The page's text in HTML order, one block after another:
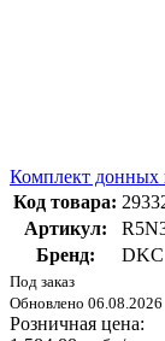
Комплект
Код товара:
Артикул:
Бренд:
DKC
Под заказ
Обновлено 06.08.2026
Розничная цена: